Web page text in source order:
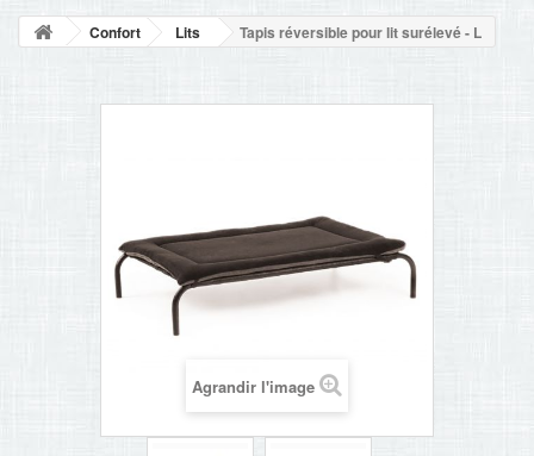
NOUVELLES
+
CONTACT
Confort Lits Tapis réversible pour lit surélevé - L
Agrandir l'image